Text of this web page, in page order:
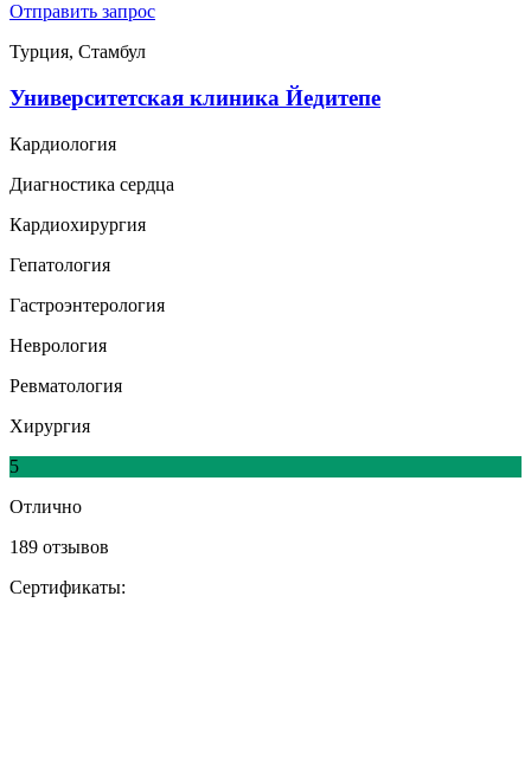
Отправить запрос
Турция, Стамбул
Университетская клиника Йедитепе
Кардиология
Диагностика сердца
Кардиохирургия
Гепатология
Гастроэнтерология
Неврология
Ревматология
Хирургия
5
Отлично
189 отзывов
Сертификаты: